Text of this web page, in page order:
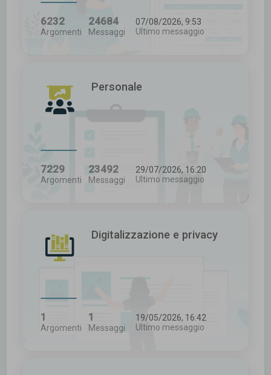
6232
Argomenti
24684
Messaggi
07/08/2026, 9:53
Ultimo messaggio
Personale
7229
Argomenti
23492
Messaggi
29/07/2026, 16:20
Ultimo messaggio
Digitalizzazione e privacy
1
Argomenti
1
Messaggi
19/05/2026, 16:42
Ultimo messaggio